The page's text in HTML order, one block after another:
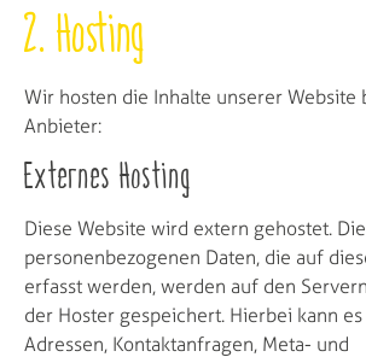
2. Hosting
Wir hosten die Inhalte unserer Website
Anbieter:
Externes Hosting
Diese Website wird extern gehostet. Die
personenbezogenen Daten, die auf
erfasst werden, werden auf den
der Hoster gespeichert. Hierbei kann es
Adressen, Kontaktanfragen, Meta- und